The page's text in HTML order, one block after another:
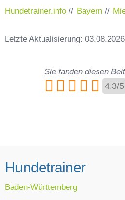
Hundetrainer.info // Bayern //
Letzte Aktualisierung: 03.08.2026
Sie fanden diesen
4.3/5
Hundetrainer
Baden-Württemberg